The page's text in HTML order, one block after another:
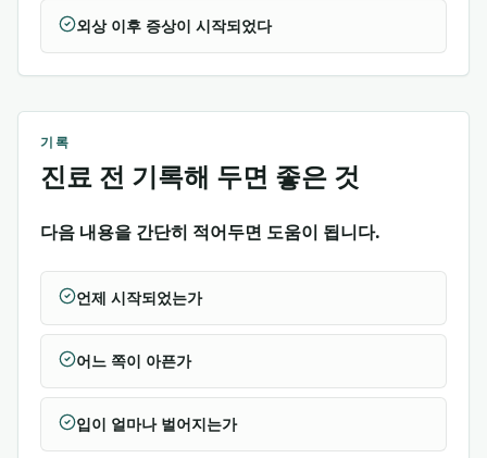
외상 이후 증상이 시작되었다
기록
진료 전 기록해 두면 좋은 것
다음 내용을 간단히 적어두면 도움이 됩니다.
언제 시작되었는가
어느 쪽이 아픈가
입이 얼마나 벌어지는가